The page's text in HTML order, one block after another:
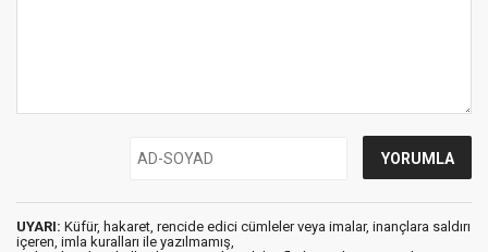
UYARI: Küfür, hakaret, rencide edici cümleler veya imalar, inançlara saldırı
içeren, imla kuralları ile yazılmamış,